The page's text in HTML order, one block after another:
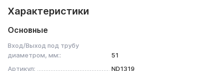
автоматическом оборудовании при помощи лазерной
провара. Глушитель устанавливается при помощи
сварки. Внутренняя конструкция позволяет получить
бархатистый благородный звук выхлопа.
С Глушитель универсальный 230*145*400*54, AISI 304, с
Характеристики
Основные
Вход/Выход под трубу
диаметром, мм::
51
Артикул:
ND1319